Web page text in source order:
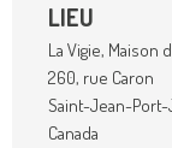
LIEU
La Vigie, Maison
260, rue Caron
Saint-Jean-Port-
Canada